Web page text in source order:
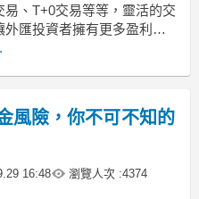
易、T+0交易等等，靈活的交
外匯投資者擁有更多盈利機
這些交易規則，並不能加
含很多技巧的，接下來讓我
解外匯走勢圖怎麼看？學習
知識！
風險，你不可不知的
16:48 瀏覽人次 :4374